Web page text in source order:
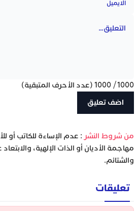
1000
/
1000 (عدد الأحرف المتبقية)
‫من شروط النشر : عدم الإساءة للكاتب أو
مهاجمة الأديان أو الذات الإلهية،
والشتائم.
تعليقات